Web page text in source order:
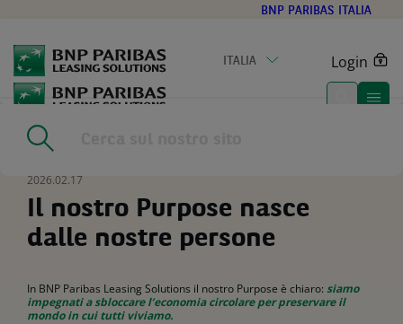
main
content
BNP PARIBAS ITALIA
ITALIA Login
Home
2026.02.17
Il nostro Purpose nasce
dalle nostre persone
In BNP Paribas Leasing Solutions il nostro Purpose è chiaro: siamo
impegnati a sbloccare l’economia circolare per preservare il
mondo in cui tutti viviamo.